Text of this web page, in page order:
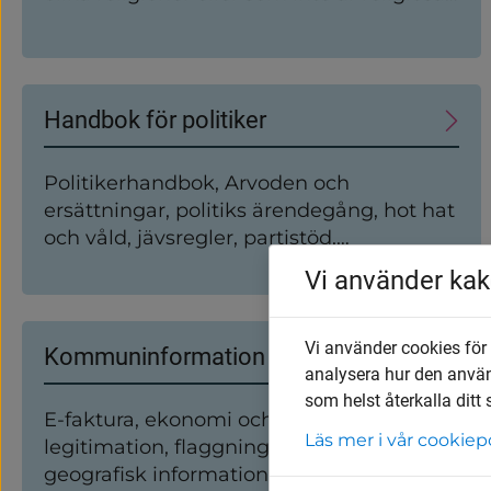
Handbok för politiker
Politikerhandbok, Arvoden och
ersättningar, politiks ärendegång, hot hat
och våld, jävsregler, partistöd,
Kommuninformation
E-faktura, ekonomi och budget, e-
legitimation, flaggning, karto och
geografisk information, taxor och avgifter,
Vi använder
Vi använder cookies
analysera hur den
som helst återkalla ditt
Läs mer i vår